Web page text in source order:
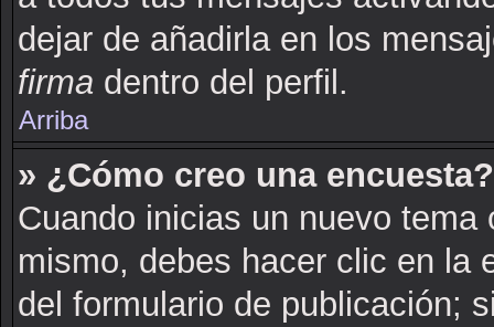
dejar de añadirla en los
firma dentro del perfil.
Arriba
» ¿Cómo creo una encuesta?
Cuando inicias un nuevo
mismo, debes hacer clic en la
del formulario de publicación;